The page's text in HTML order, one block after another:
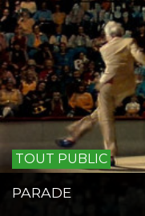
TOUT PUBLIC
PARADE